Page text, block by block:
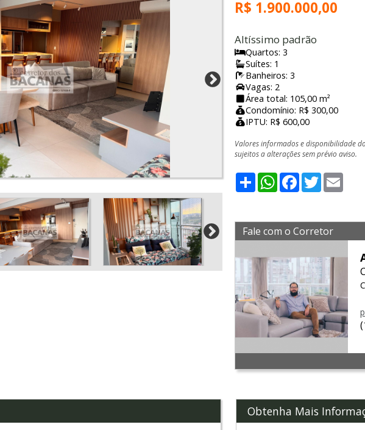
R$ 1.900.000,00
Altíssimo padrão
Quartos: 3
Suítes: 1
Banheiros: 3
Vagas: 2
Área total: 105,00 m²
Condomínio: R$ 300,00
IPTU: R$ 600,00
Valores informados e disponibilidade
sujeitos a alterações sem prévio aviso.
ShareWhatsApp
Facebook
Twitter
Fale com o Corretor
Obtenha Mais